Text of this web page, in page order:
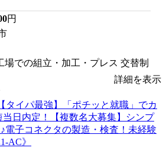
円
場での組立・加工・プレス 交替制
詳細を表示